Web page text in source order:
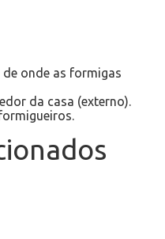
onde as formigas
da casa (externo).